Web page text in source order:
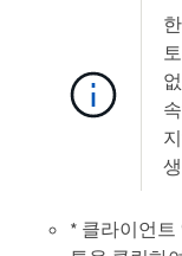
* 클라이언트